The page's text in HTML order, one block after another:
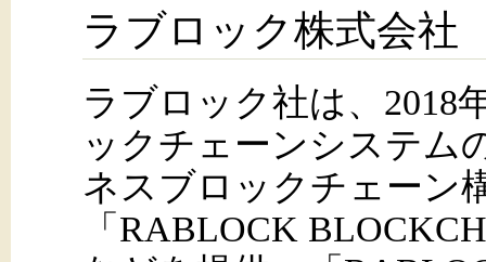
ラブロック株式会社
ラブロック社は、2018
ックチェーンシステム
ネスブロックチェーン
「RABLOCK